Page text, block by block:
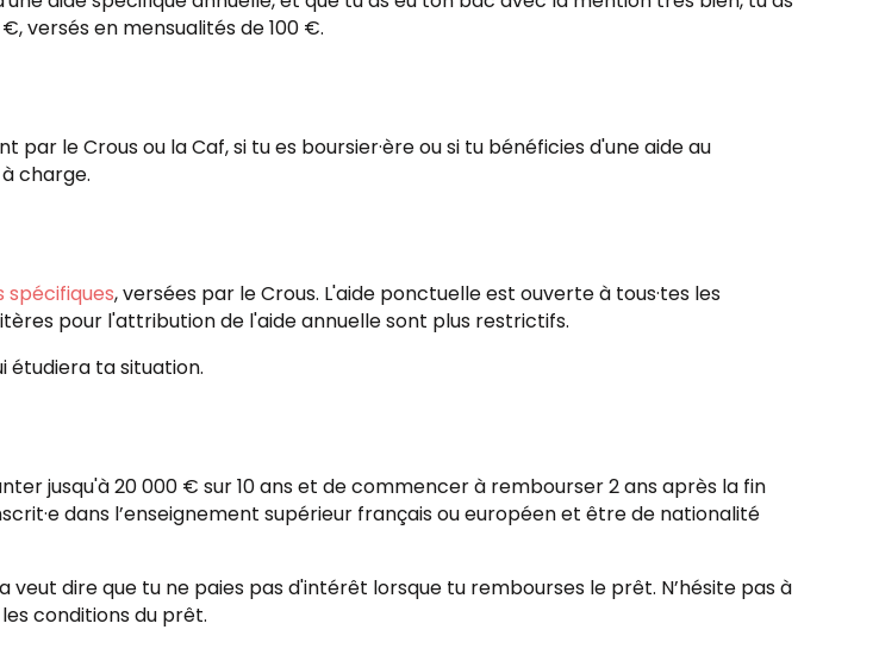
versés en mensualités de 100 €.
le Crous ou la Caf, si tu es boursier·ère ou si tu bénéficies d'une aide au
charge.
spécifiques, versées par le Crous. L'aide ponctuelle est ouverte à tous·tes les
pour l'attribution de l'aide annuelle sont plus restrictifs.
étudiera ta situation.
jusqu'à 20 000 € sur 10 ans et de commencer à rembourser 2 ans après la fin
dans l’enseignement supérieur français ou européen et être de nationalité
dire que tu ne paies pas d'intérêt lorsque tu rembourses le prêt. N’hésite pas à
conditions du prêt.